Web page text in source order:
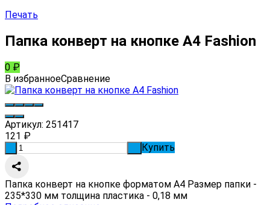
Печать
Папка конверт на кнопке А4 Fashion
0 ₽
В избранноеСравнение
Артикул: 251417
121 ₽
Купить
Папка конверт на кнопке форматом А4 Размер папки -
235*330 мм толщина пластика - 0,18 мм